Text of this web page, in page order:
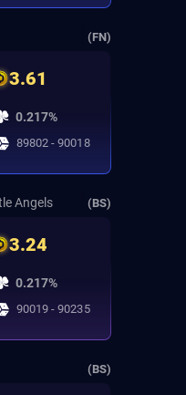
(FN)
3.61
0.217%
89802 - 90018
Angels (BS)
3.24
0.217%
90019 - 90235
(BS)